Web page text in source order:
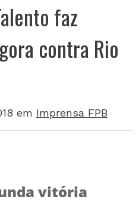
faz
contra Rio
em Imprensa FPB
vitória